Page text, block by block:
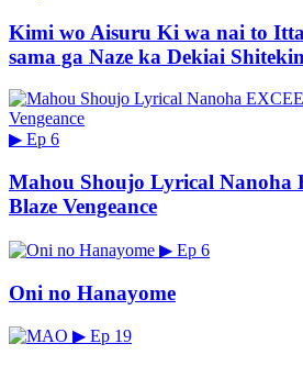
Kimi wo Aisuru Ki wa nai to
sama ga Naze ka Dekiai
▶ Ep 6
Mahou Shoujo Lyrical Nanoha
Blaze Vengeance
▶ Ep 6
Oni no Hanayome
▶ Ep 19